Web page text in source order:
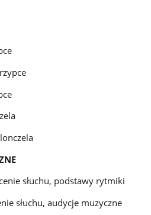
słuchu, podstawy rytmiki
słuchu, audycje muzyczne